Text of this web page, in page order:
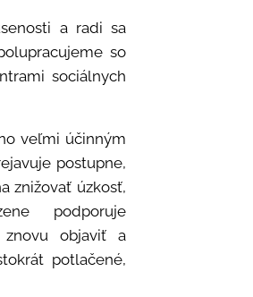
a radi sa
so
sociálnych
veľmi účinným
postupne,
znižovať úzkosť,
podporuje
znovu objaviť a
potlačené,